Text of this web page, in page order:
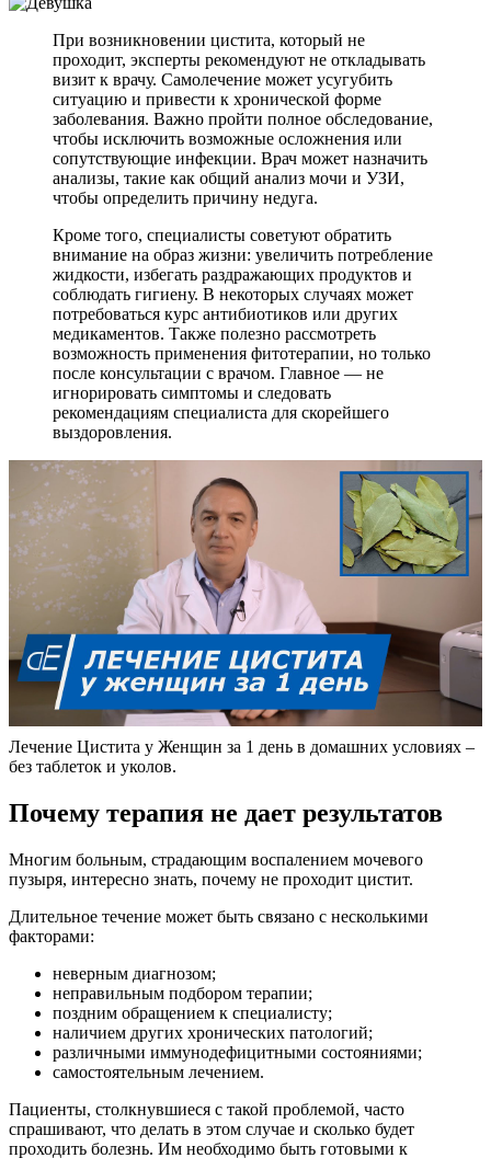
При возникновении цистита, который не
проходит, эксперты рекомендуют не откладывать
визит к врачу. Самолечение может усугубить
ситуацию и привести к хронической форме
заболевания. Важно пройти полное обследование,
чтобы исключить возможные осложнения или
сопутствующие инфекции. Врач может назначить
анализы, такие как общий анализ мочи и УЗИ,
чтобы определить причину недуга.
Кроме того, специалисты советуют обратить
внимание на образ жизни: увеличить потребление
жидкости, избегать раздражающих продуктов и
соблюдать гигиену. В некоторых случаях может
потребоваться курс антибиотиков или других
медикаментов. Также полезно рассмотреть
возможность применения фитотерапии, но только
после консультации с врачом. Главное — не
игнорировать симптомы и следовать
рекомендациям специалиста для скорейшего
выздоровления.
Лечение Цистита у Женщин за 1 день в домашних условиях –
без таблеток и уколов.
Почему терапия не дает результатов
Многим больным, страдающим воспалением мочевого
пузыря, интересно знать, почему не проходит цистит.
Длительное течение может быть связано с несколькими
факторами:
неверным диагнозом;
неправильным подбором терапии;
поздним обращением к специалисту;
наличием других хронических патологий;
различными иммунодефицитными состояниями;
самостоятельным лечением.
Пациенты, столкнувшиеся с такой проблемой, часто
спрашивают, что делать в этом случае и сколько будет
проходить болезнь. Им необходимо быть готовыми к